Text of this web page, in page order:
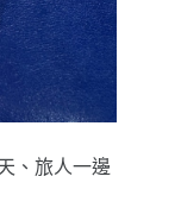
、旅人一邊